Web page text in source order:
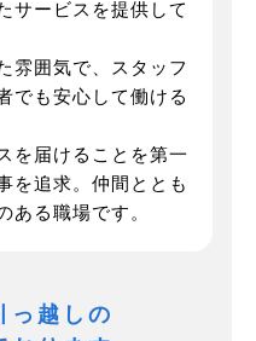
サービスを提供して
雰囲気で、スタッフ
でも安心して働ける
を届けることを第一
を追求。仲間ととも
ある職場です。
っ越しの